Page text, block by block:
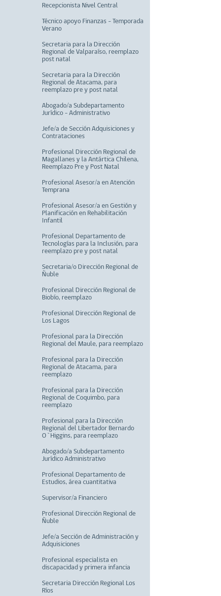
Recepcionista Nivel Central
Técnico apoyo Finanzas - Temporada
Verano
Secretaria para la Dirección
Regional de Valparaíso, reemplazo
post natal
Secretaria para la Dirección
Regional de Atacama, para
reemplazo pre y post natal
Abogado/a Subdepartamento
Jurídico - Administrativo
Jefe/a de Sección Adquisiciones y
Contrataciones
Profesional Dirección Regional de
Magallanes y la Antártica Chilena,
Reemplazo Pre y Post Natal
Profesional Asesor/a en Atención
Temprana
Profesional Asesor/a en Gestión y
Planificación en Rehabilitación
Infantil
Profesional Departamento de
Tecnologías para la Inclusión, para
reemplazo pre y post natal
Secretaria/o Dirección Regional de
Ñuble
Profesional Dirección Regional de
Biobío, reemplazo
Profesional Dirección Regional de
Los Lagos
Profesional para la Dirección
Regional del Maule, para reemplazo
Profesional para la Dirección
Regional de Atacama, para
reemplazo
Profesional para la Dirección
Regional de Coquimbo, para
reemplazo
Profesional para la Dirección
Regional del Libertador Bernardo
O`Higgins, para reemplazo
Abogado/a Subdepartamento
Jurídico Administrativo
Profesional Departamento de
Estudios, área cuantitativa
Supervisor/a Financiero
Profesional Dirección Regional de
Ñuble
Jefe/a Sección de Administración y
Adquisiciones
Profesional especialista en
discapacidad y primera infancia
Secretaria Dirección Regional Los
Ríos